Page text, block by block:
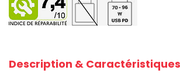
Description &